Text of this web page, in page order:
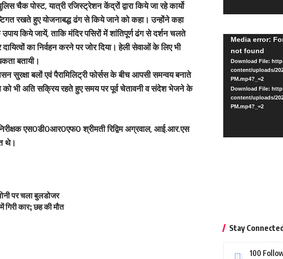
चैक पोस्ट, यात्री रजिस्ट्रेशन केंद्रों द्वारा किये जा रहे कार्यो
रखते हुए योजनाबद्ध ढंग से किये जाने को कहा। उन्होंने कहा
किये जायें, ताकि मंदिर पसिरों में शांतिपूर्ण ढंग से दर्शन चलते
का निर्वहन करने पर जोर दिया। हेली सेवाओं के लिए भी
बतायी।
सुरक्षा बलों एवं पैरामिलिट्री फोर्सस के बीच आपसी समन्वय बनाते
को भी अति सक्रिय रहते हुए समय पर पूर्व चेतावनी व संदेश भेजने के
एस0डी0आर0एफ0 श्रीमती रिद्विम अग्रवाल, आई.आर.एस
थे।
पर चला बुलडोजर
गिरी कार; छह की मौत
Video
Player
Media error:
not found
Download File:
content/uploads/
PM.mp4?_=2
Download File:
content/uploads/
PM.mp4?_=2
Stay
100